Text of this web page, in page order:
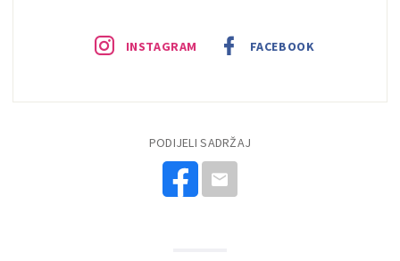
INSTAGRAM FACEBOOK
PODIJELI SADRŽAJ